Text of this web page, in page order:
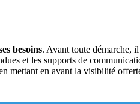
besoins. Avant toute démarche,
et les supports de
mettant en avant la visibilité